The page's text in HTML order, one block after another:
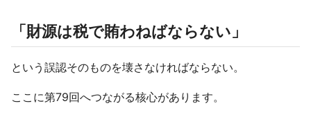
「財源は税で賄わねばならない」
という誤認そのものを壊さなければならない。
ここに第79回へつながる核心があります。